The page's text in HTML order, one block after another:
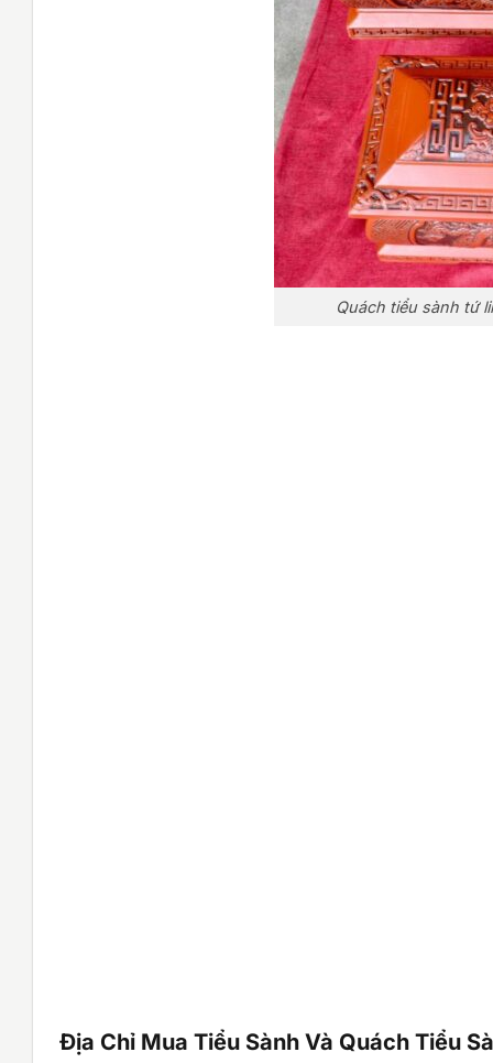
Quách tiểu sành tứ
Địa Chỉ Mua Tiểu Sành Và Quách Tiểu